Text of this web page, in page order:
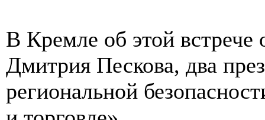
В Кремле об этой встрече
Дмитрия Пескова, два
региональной